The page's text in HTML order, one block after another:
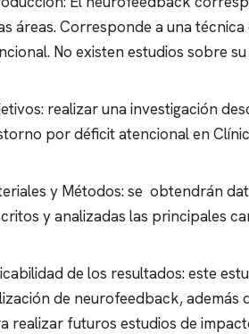
áreas. Corresponde a una
No existen estudios sobre
realizar una investigación
por déficit atencional en
y Métodos: se obtendrán
y analizadas las principales
de los resultados: este
de neurofeedback, además
realizar futuros estudios de